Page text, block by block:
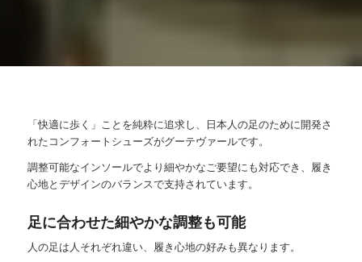
「快適に歩く」ことを純粋に追求し、日本人の足のために開発さ
れたコンフォートシューズがグーテヴァールです。
調整可能なインソールでより細やかなご要望にも対応でき、履き
心地とデザインのバランスで支持されています。
足に合わせた細やかな調整も可能
人の足は人それぞれ違い、履き心地の好みも異なります。